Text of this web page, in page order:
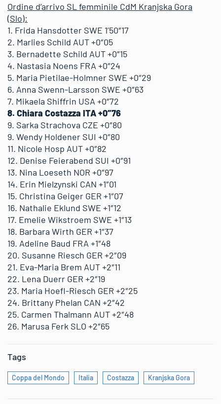
Ordine d’arrivo SL femminile CdM Kranjska Gora
(Slo):
1. Frida Hansdotter SWE 1’50″17
2. Marlies Schild AUT +0″05
3. Bernadette Schild AUT +0″15
4. Nastasia Noens FRA +0″24
5. Maria Pietilae-Holmner SWE +0″29
6. Anna Swenn-Larsson SWE +0″63
7. Mikaela Shiffrin USA +0″72
8. Chiara Costazza ITA +0″76
9. Sarka Strachova CZE +0″80
9. Wendy Holdener SUI +0″80
11. Nicole Hosp AUT +0″82
12. Denise Feierabend SUI +0″91
13. Nina Loeseth NOR +0″97
14. Erin Mielzynski CAN +1″01
15. Christina Geiger GER +1″07
16. Nathalie Eklund SWE +1″12
17. Emelie Wikstroem SWE +1″13
18. Barbara Wirth GER +1″37
19. Adeline Baud FRA +1″48
20. Susanne Riesch GER +2″09
21. Eva-Maria Brem AUT +2″11
22. Lena Duerr GER +2″19
23. Maria Hoefl-Riesch GER +2″25
24. Brittany Phelan CAN +2″42
25. Carmen Thalmann AUT +2″48
26. Marusa Ferk SLO +2″65
Tags
Coppa del Mondo Italia Costazza Kranjska Gora